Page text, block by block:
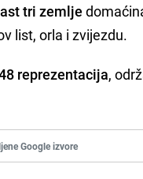
tri zemlje
list, orla i zvijezdu.
reprezentacija,
Google izvore